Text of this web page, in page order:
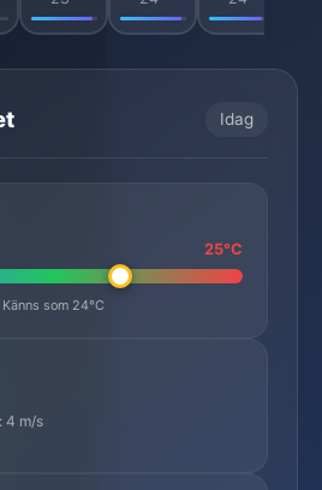
Idag
25°C
Känns som 24°C
4 m/s